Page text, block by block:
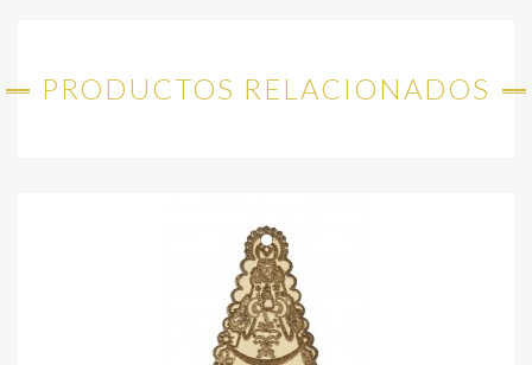
PRODUCTOS RELACIONADOS